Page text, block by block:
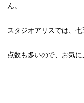
ん。
スタジオアリスでは、七
点数も多いので、お気に